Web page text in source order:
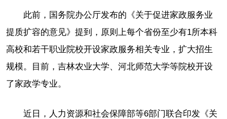
此前，国务院办公厅发布的《关于促进家政服务业
提质扩容的意见》提到，原则上每个省份至少有1所本科
高校和若干职业院校开设家政服务相关专业，扩大招生
规模。目前，吉林农业大学、河北师范大学等院校开设
了家政学专业。
近日，人力资源和社会保障部等6部门联合印发《关